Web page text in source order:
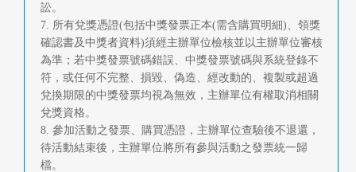
訟。
7. 所有兌獎憑證(包括中獎發票正本(需含購買明細)、領獎
確認書及中獎者資料)須經主辦單位檢核並以主辦單位審核
為準；若中獎發票號碼錯誤、中獎發票號碼與系統登錄不
符，或任何不完整、損毀、偽造、經改動的、複製或超過
兌換期限的中獎發票均視為無效，主辦單位有權取消相關
兌獎資格。
8. 參加活動之發票、購買憑證，主辦單位查驗後不退還，
待活動結束後，主辦單位將所有參與活動之發票統一歸
檔。